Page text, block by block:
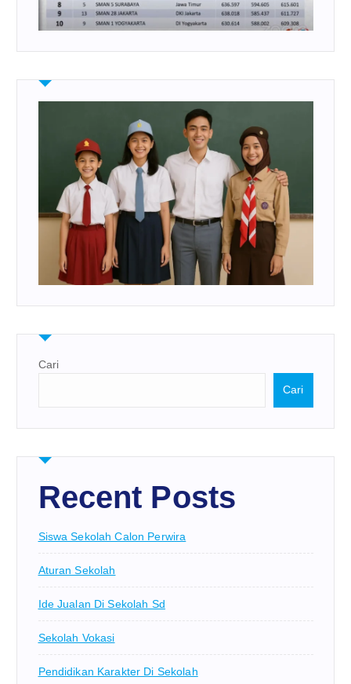
Cari
Cari
Recent Posts
Siswa Sekolah Calon Perwira
Aturan Sekolah
Ide Jualan Di Sekolah Sd
Sekolah Vokasi
Pendidikan Karakter Di Sekolah